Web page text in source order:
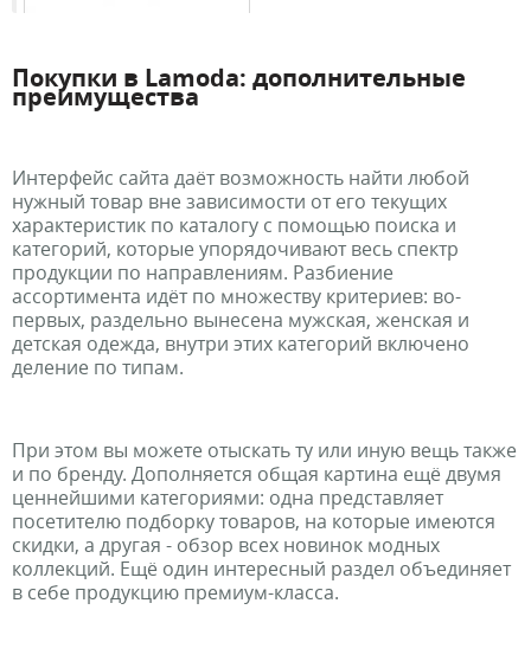
Покупки в Lamoda: дополнительные
преимущества
Интерфейс сайта даёт возможность найти любой
нужный товар вне зависимости от его текущих
характеристик по каталогу с помощью поиска и
категорий, которые упорядочивают весь спектр
продукции по направлениям. Разбиение
ассортимента идёт по множеству критериев: во-
первых, раздельно вынесена мужская, женская и
детская одежда, внутри этих категорий включено
деление по типам.
При этом вы можете отыскать ту или иную вещь также
и по бренду. Дополняется общая картина ещё двумя
ценнейшими категориями: одна представляет
посетителю подборку товаров, на которые имеются
скидки, а другая - обзор всех новинок модных
коллекций. Ещё один интересный раздел объединяет
в себе продукцию премиум-класса.